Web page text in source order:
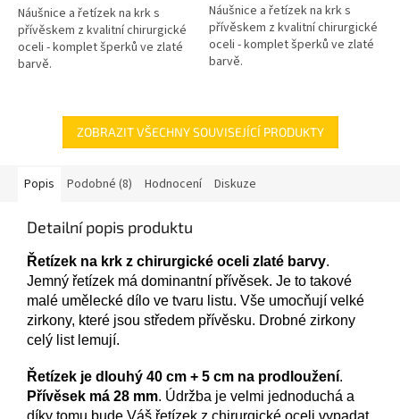
Náušnice a řetízek na krk s
přívěskem z kvalitní chirurgické
oceli - komplet šperků ve zlaté
barvě.
Náušnice a řetízek na krk s
přívěskem z kvalitní chirurgické
oceli - komplet šperků ve zlaté
barvě.
ZOBRAZIT VŠECHNY SOUVISEJÍCÍ PRODUKTY
Popis Podobné (8) Hodnocení Diskuze
Detailní popis produktu
Řetízek na krk z chirurgické oceli zlaté barvy.
Jemný řetízek má dominantní přívěsek. Je to takové
malé umělecké dílo ve tvaru listu. Vše umocňují velké
zirkony, které jsou středem přívěsku. Drobné zirkony
celý list lemují.
Řetízek je dlouhý 40 cm + 5 cm na prodloužení.
Přívěsek má 28 mm. Údržba je velmi jednoduchá a
díky tomu bude Váš řetízek z chirurgické oceli vypadat